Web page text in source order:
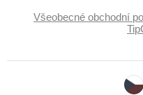
Všeobecné obchodní